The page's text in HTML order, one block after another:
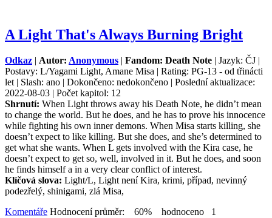
A Light That's Always Burning Bright
Odkaz | Autor: Anonymous | Fandom: Death Note | Jazyk: ČJ |
Postavy: L/Yagami Light, Amane Misa | Rating: PG-13 - od třinácti
let | Slash: ano | Dokončeno: nedokončeno | Poslední aktualizace:
2022-08-03 | Počet kapitol: 12
Shrnutí: When Light throws away his Death Note, he didn’t mean
to change the world. But he does, and he has to prove his innocence
while fighting his own inner demons. When Misa starts killing, she
doesn’t expect to like killing. But she does, and she’s determined to
get what she wants. When L gets involved with the Kira case, he
doesn’t expect to get so, well, involved in it. But he does, and soon
he finds himself a in a very clear conflict of interest.
Klíčová slova: Light/L, Light není Kira, krimi, případ, nevinný
podezřelý, shinigami, zlá Misa,
Komentáře Hodnocení průměr: 60% hodnoceno 1